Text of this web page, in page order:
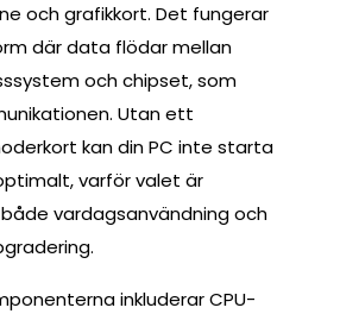
och grafikkort. Det fungerar
där data flödar mellan
och chipset, som
Utan ett
kan din PC inte starta
varför valet är
vardagsanvändning och
inkluderar CPU-